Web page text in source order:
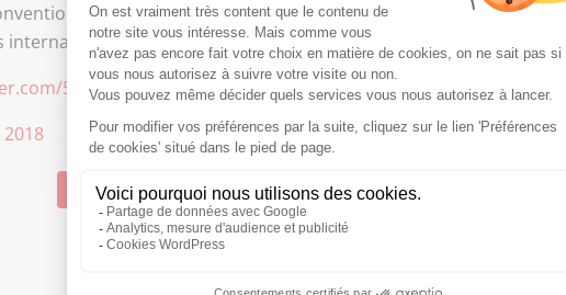
FFR/@LNRofficiel , découvrez la liste des joueurs
internationales de la saison !
5Jr7QNJlDe
Suivre Sud Radio